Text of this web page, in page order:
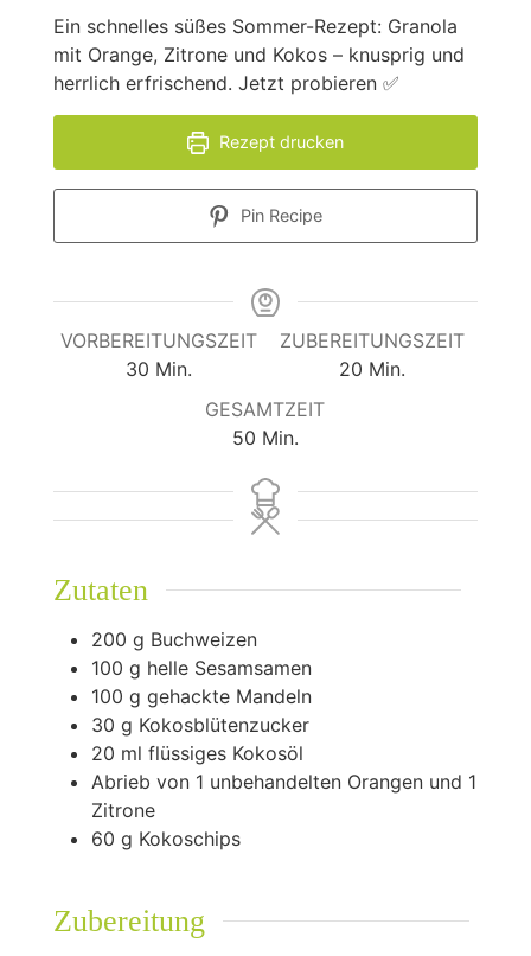
Ein schnelles süßes Sommer-Rezept: Granola
mit Orange, Zitrone und Kokos – knusprig und
herrlich erfrischend. Jetzt probieren ✅
Rezept drucken
Pin Recipe
VORBEREITUNGSZEIT
30 Minuten
Min.
ZUBEREITUNGSZEIT
20Minuten
Min.
GESAMTZEIT
50Minuten
Min.
Zutaten
200 g Buchweizen
100 g helle Sesamsamen
100 g gehackte Mandeln
30 g Kokosblütenzucker
20 ml flüssiges Kokosöl
Abrieb von 1 unbehandelten Orangen und 1
Zitrone
60 g Kokoschips
Zubereitung